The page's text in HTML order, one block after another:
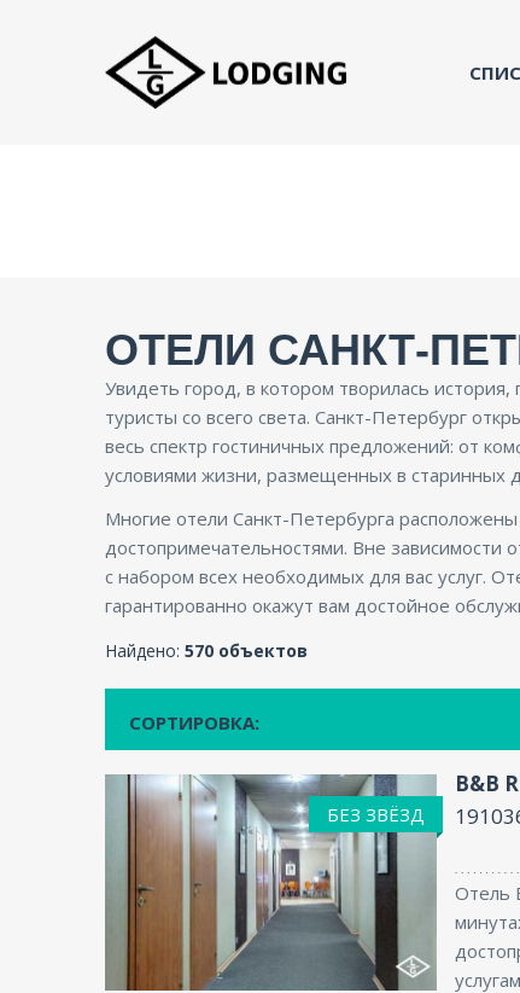
ОТЕЛИ САНКТ-
Увидеть город, в котором творилась
туристы со всего света. Санкт-Петербург
весь спектр гостиничных предложений: от
условиями жизни, размещенных в старинных
Многие отели Санкт-Петербурга
достопримечательностями. Вне
с набором всех необходимых для вас услуг.
гарантированно окажут вам достойное
Найдено: 570 объектов
СОРТИРОВКА:
БЕЗ ЗВЁЗД
B&B
Отель